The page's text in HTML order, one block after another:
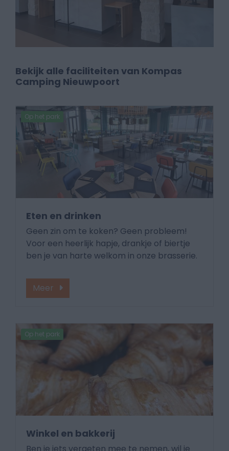
Bekijk alle faciliteiten van Kompas
Camping Nieuwpoort
Op het park
Eten en drinken
Geen zin om te koken? Geen probleem!
Voor een heerlijk hapje, drankje of biertje
ben je van harte welkom in onze brasserie.
Meer
Op het park
Winkel en bakkerij